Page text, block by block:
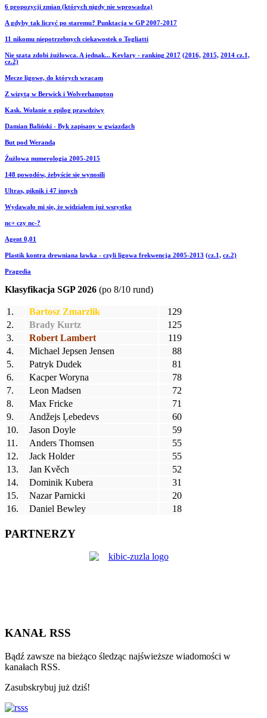
6 propozycji zmian (których nigdy nie wprowadzą)
A gdyby tak liczyć po staremu? Punktacja w GP 2007-2017
11 nikomu niepotrzebnych ciekawostek o Togliatti
Nie szata zdobi żużlowca. A jednak... Kevlary - ranking 2017 (2016, 2015, 2014 cz.1,
cz.2)
Mecze ligowe, do których wracam
Z wizytą w Berwick i Wolverhampton
Kask. Wołanie o epilog prawdziwy
Damian Baliński - Byk zapisany w gwiazdach
But pod Werandą
Żużlowa numerologia 2005-2015
148 powodów, żebyście się wynosili
Ultras, piknik i 47 innych
Wydawało mi się, że widziałem już wszystko
nc+ czy nc-?
Agent 0,01
Plastik kontra drewniana ławka - czyli ligowa frekwencja 2005-2013 (cz.1, cz.2)
Pragedia
Klasyfikacja SGP 2026 (po 8/10 rund)
1. Bartosz Zmarzlik
129
2.
Brady Kurtz
125
3.
Robert Lambert
119
4.
Michael Jepsen Jensen
88
5.
Patryk Dudek
81
6.
Kacper Woryna
78
7.
Leon Madsen
72
8.
Max Fricke
71
9.
Andžejs Ļebedevs
60
10.
Jason Doyle
59
11.
Anders Thomsen
55
12.
Jack Holder
55
13.
Jan Kvěch
52
14.
Dominik Kubera
31
15.
Nazar Parnicki
20
16.
Daniel Bewley 18
PARTNERZY
KANAŁ RSS
Bądź zawsze na bieżąco śledząc najświeższe wiadomości w
kanałach RSS.
Zasubskrybuj już dziś!